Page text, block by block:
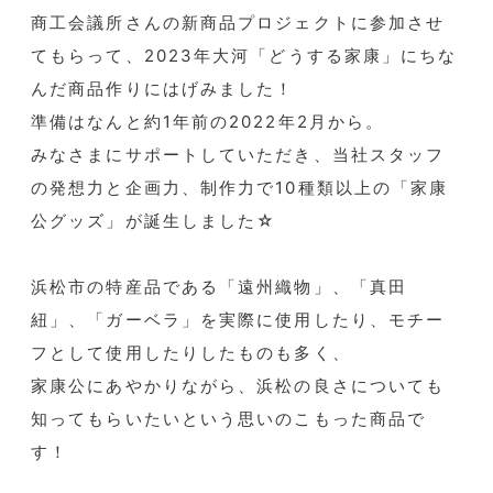
商工会議所さんの新商品プロジェクトに参加させ
てもらって、2023年大河「どうする家康」にちな
んだ商品作りにはげみました！
準備はなんと約1年前の2022年2月から。
みなさまにサポートしていただき、当社スタッフ
の発想力と企画力、制作力で10種類以上の「家康
公グッズ」が誕生しました☆
浜松市の特産品である「遠州織物」、「真田
紐」、「ガーベラ」を実際に使用したり、モチー
フとして使用したりしたものも多く、
家康公にあやかりながら、浜松の良さについても
知ってもらいたいという思いのこもった商品で
す！